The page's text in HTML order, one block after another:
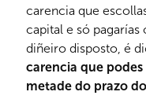
carencia que
capital e só
diñeiro disposto, é
carencia que
metade do prazo